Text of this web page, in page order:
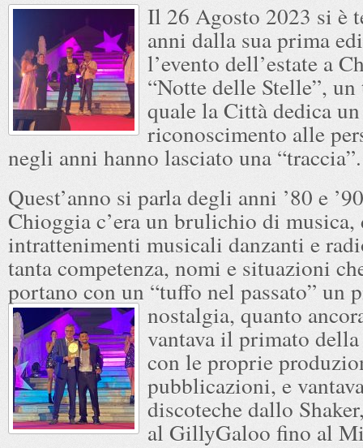
Il 26 Agosto 2023 si è
anni dalla sua prima
l’evento dell’estate a
“Notte delle Stelle”,
quale la Città dedica un
riconoscimento alle
negli anni hanno lasciato una “traccia”.
Quest’anno si parla degli anni ’80 e
Chioggia c’era un brulichio di musica,
intrattenimenti musicali danzanti e
tanta competenza, nomi e situazioni
portano con un “tuffo nel passato” un
nostalgia, quanto
vantava il primato
con le proprie
pubblicazioni, e
discoteche dallo
al GillyGaloo fino al